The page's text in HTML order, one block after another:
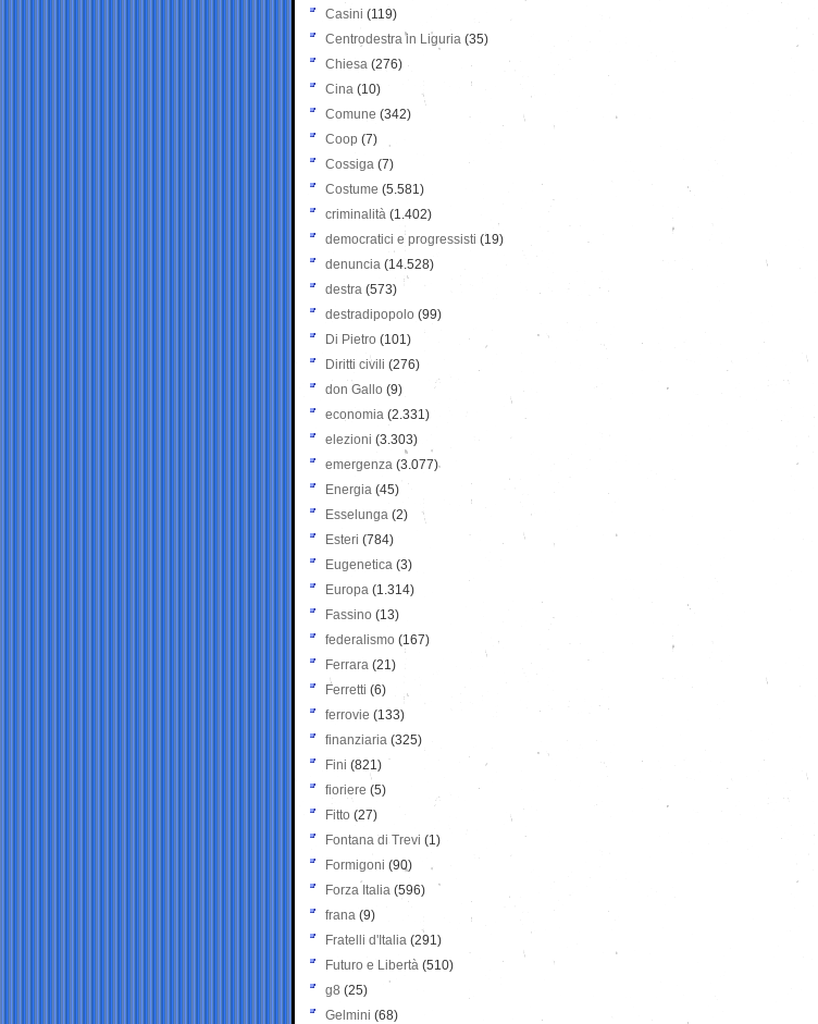
Casini (119)
Centrodestra in Liguria (35)
Chiesa (276)
Cina (10)
Comune (342)
Coop (7)
Cossiga (7)
Costume (5.581)
criminalità (1.402)
democratici e progressisti (19)
denuncia (14.528)
destra (573)
destradipopolo (99)
Di Pietro (101)
Diritti civili (276)
don Gallo (9)
economia (2.331)
elezioni (3.303)
emergenza (3.077)
Energia (45)
Esselunga (2)
Esteri (784)
Eugenetica (3)
Europa (1.314)
Fassino (13)
federalismo (167)
Ferrara (21)
Ferretti (6)
ferrovie (133)
finanziaria (325)
Fini (821)
fioriere (5)
Fitto (27)
Fontana di Trevi (1)
Formigoni (90)
Forza Italia (596)
frana (9)
Fratelli d'Italia (291)
Futuro e Libertà (510)
g8 (25)
Gelmini (68)